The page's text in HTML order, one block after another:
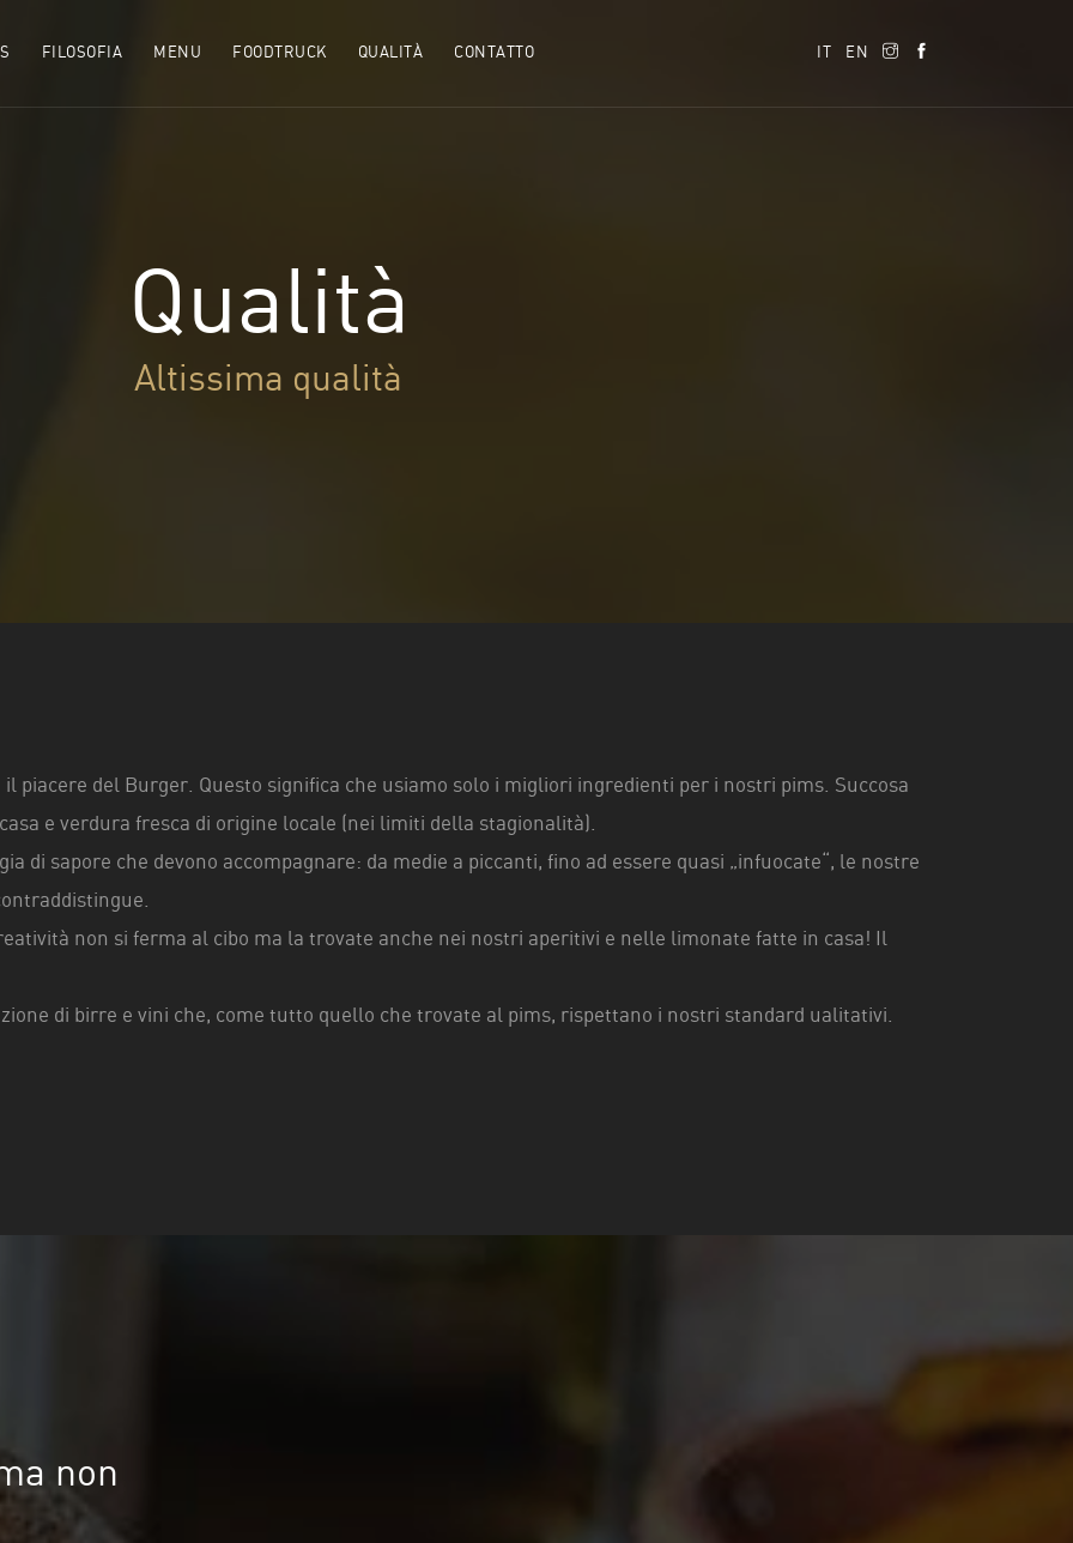
FILOSOFIA MENU FOODTRUCK QUALITÀ CONTATTO EN
Qualità
Altissima qualità
piacere del Burger. Questo significa che usiamo solo i migliori ingredienti per i nostri pims. Succosa
e verdura fresca di origine locale (nei limiti della stagionalità).
di sapore che devono accompagnare: da medie a piccanti, fino ad essere quasi „infuocate“, le nostre
non si ferma al cibo ma la trovate anche nei nostri aperitivi e nelle limonate fatte in casa! Il
di birre e vini che, come tutto quello che trovate al pims, rispettano i nostri standard ualitativi.
non